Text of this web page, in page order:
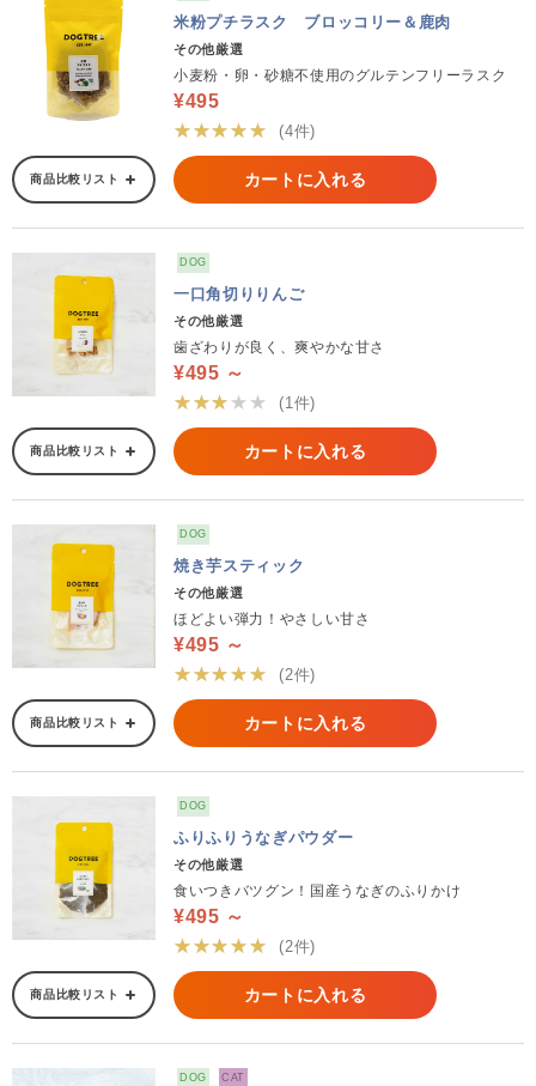
米粉プチラスク ブロッコリー＆鹿肉
その他厳選
小麦粉・卵・砂糖不使用のグルテンフリーラスク
¥495
★★★★★
(4件)
商品比較リスト カートに入れる
DOG
一口角切りりんご
その他厳選
歯ざわりが良く、爽やかな甘さ
¥495 ～
★★★★★
(1件)
商品比較リスト カートに入れる
DOG
焼き芋スティック
その他厳選
ほどよい弾力！やさしい甘さ
¥495 ～
★★★★★
(2件)
商品比較リスト カートに入れる
DOG
ふりふりうなぎパウダー
その他厳選
食いつきバツグン！国産うなぎのふりかけ
¥495 ～
★★★★★
(2件)
商品比較リスト カートに入れる
DOG CAT